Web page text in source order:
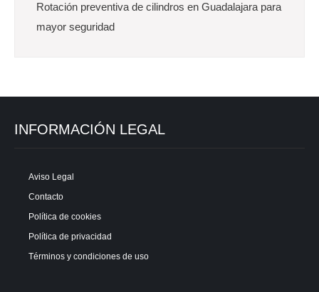
Rotación preventiva de cilindros en Guadalajara para
mayor seguridad
INFORMACIÓN LEGAL
Aviso Legal
Contacto
Política de cookies
Política de privacidad
Términos y condiciones de uso